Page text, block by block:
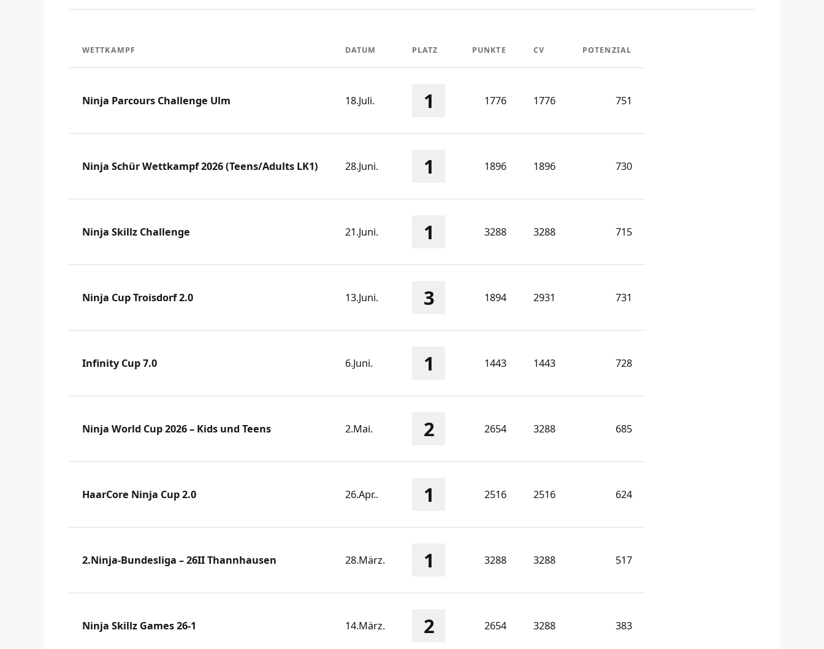
WETTKAMPF DATUM PLATZ PUNKTE CV POTENZIAL
Ninja Parcours Challenge Ulm 18.Juli. 1 1776 1776 751
Ninja Schür Wettkampf 2026 (Teens/Adults LK1) 28.Juni. 1 1896 1896 730
Ninja Skillz Challenge 21.Juni. 1 3288 3288 715
Ninja Cup Troisdorf 2.0 13.Juni. 3 1894 2931 731
Infinity Cup 7.0 6.Juni. 1 1443 1443 728
Ninja World Cup 2026 – Kids und Teens 2.Mai. 2 2654 3288 685
HaarCore Ninja Cup 2.0 26.Apr.. 1 2516 2516 624
2.Ninja-Bundesliga – 26II Thannhausen 28.März. 1 3288 3288 517
Ninja Skillz Games 26-1 14.März. 2 2654 3288 383